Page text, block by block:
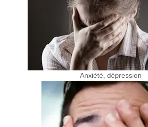
Anxiété, dépression